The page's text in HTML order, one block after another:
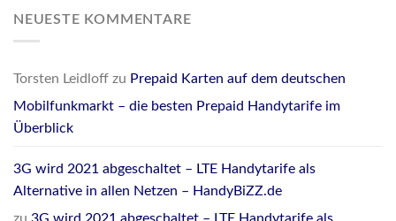
NEUESTE KOMMENTARE
Torsten Leidloff zu Prepaid Karten auf dem deutschen
Mobilfunkmarkt – die besten Prepaid Handytarife im
Überblick
3G wird 2021 abgeschaltet – LTE Handytarife als
Alternative in allen Netzen – HandyBiZZ.de